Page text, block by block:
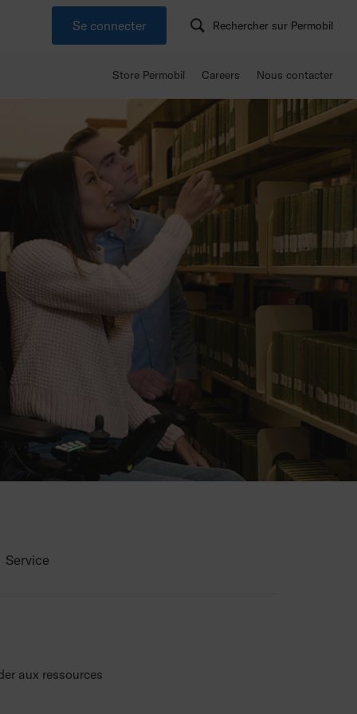
Se connecter Rechercher sur Permobil
Store Permobil Careers Nous contacter
Service
aux ressources